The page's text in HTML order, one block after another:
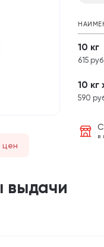
цен
10 кг
615
10 кг
590
в
выдачи